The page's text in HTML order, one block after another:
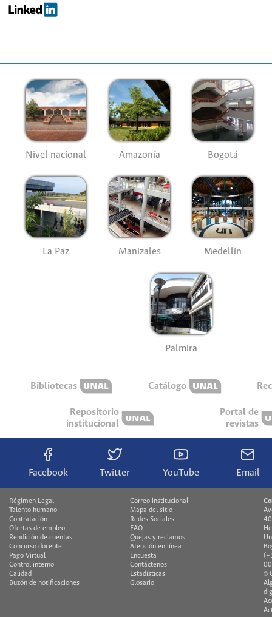
Nivel nacional Amazonía Bogotá
La Paz Manizales Medellín
Palmira
Bibliotecas Catálogo
Repositorio
institucional
Portal de
revistas
Facebook Twitter YouTube Email
Régimen Legal
Talento humano
Contratación
Ofertas de empleo
Rendición de cuentas
Concurso docente
Pago Virtual
Control interno
Calidad
Buzón de notificaciones
Correo institucional
Mapa del sitio
Redes Sociales
FAQ
Quejas y reclamos
Atención en línea
Encuesta
Contáctenos
Estadísticas
Glosario
©